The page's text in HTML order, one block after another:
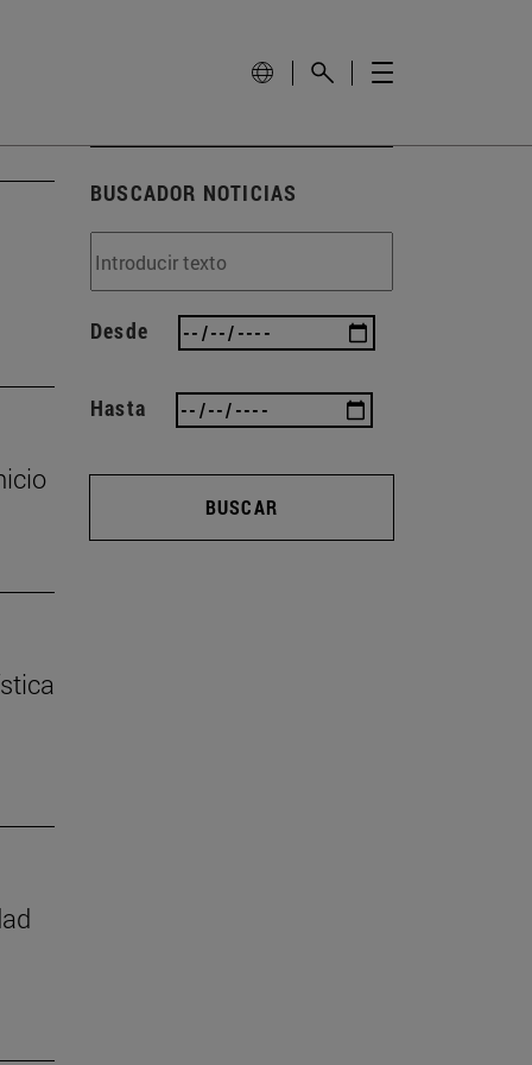
BUSCADOR NOTICIAS
Desde
Hasta
BUSCAR